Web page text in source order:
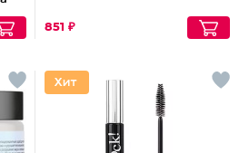
851 ₽